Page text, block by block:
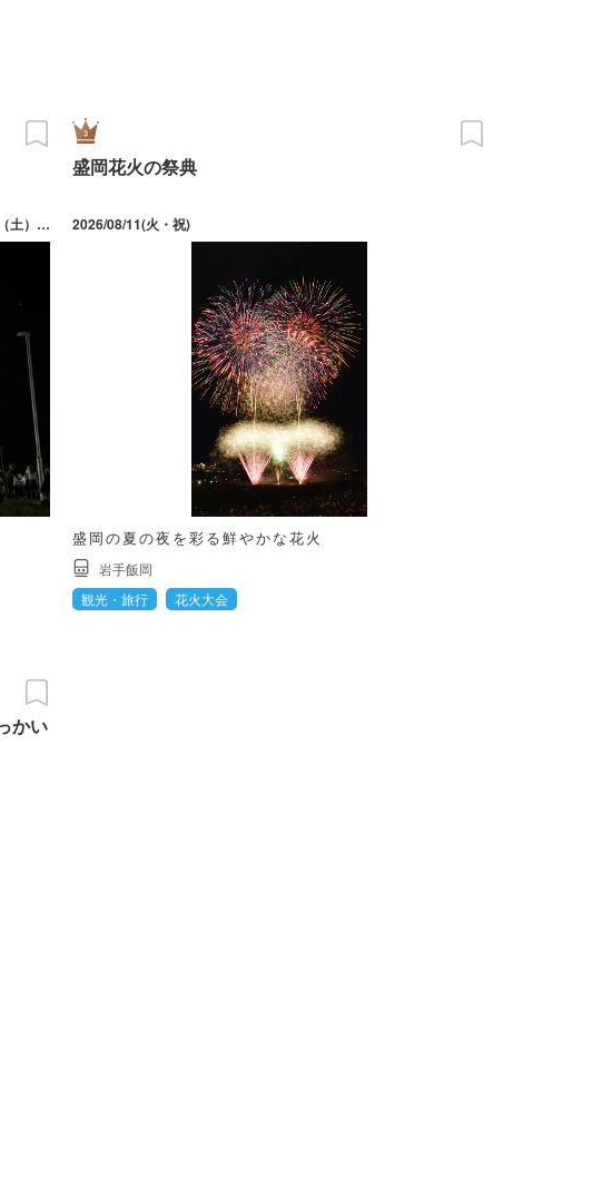
2026/07/25(土) ～ 08/12(水) 開催日：宮古夏まつり 7月25日（土）・26日（日） 15時00分～20時30分、宮古海上花火大会 8月12日（水）花火打上20時00分～
盛岡花火の祭典
2026/08/11(火・祝)
盛岡の夏の夜を彩る鮮やかな花火
岩手飯岡
観光・旅行
花火大会
かい